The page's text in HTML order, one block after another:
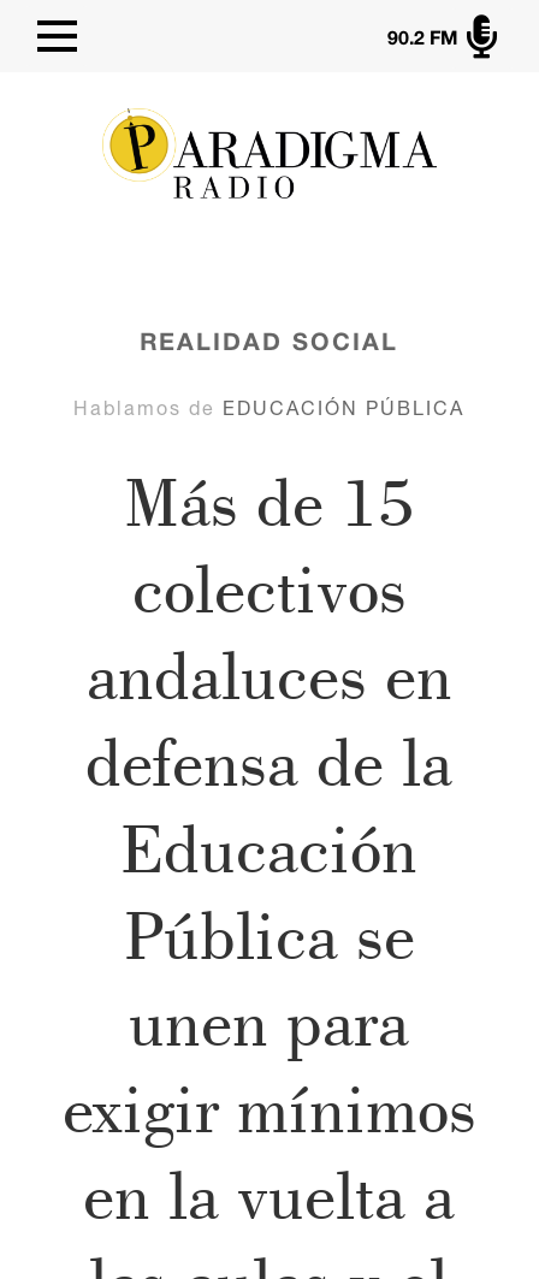

90.2 FM
REALIDAD SOCIAL
Hablamos de EDUCACIÓN PÚBLICA
Más de 15
colectivos
andaluces en
defensa de la
Educación
Pública se
unen para
exigir mínimos
en la vuelta a